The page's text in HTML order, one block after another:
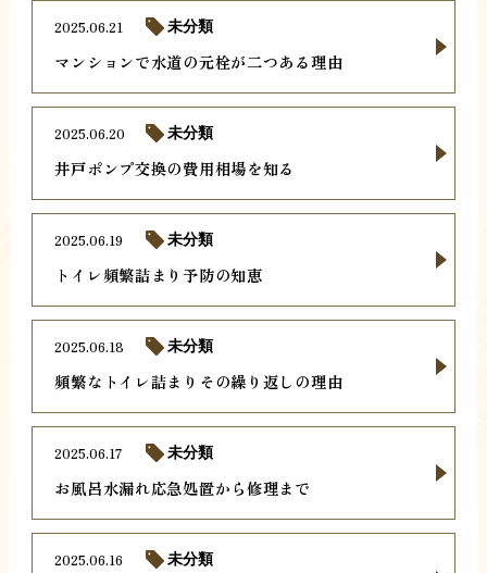
マンションで水道の元栓が二つある理由
2025.06.21 未分類
井戸ポンプ交換の費用相場を知る
2025.06.20 未分類
トイレ頻繁詰まり予防の知恵
2025.06.19 未分類
頻繁なトイレ詰まりその繰り返しの理由
2025.06.18 未分類
お風呂水漏れ応急処置から修理まで
2025.06.17 未分類
2025.06.16 未分類